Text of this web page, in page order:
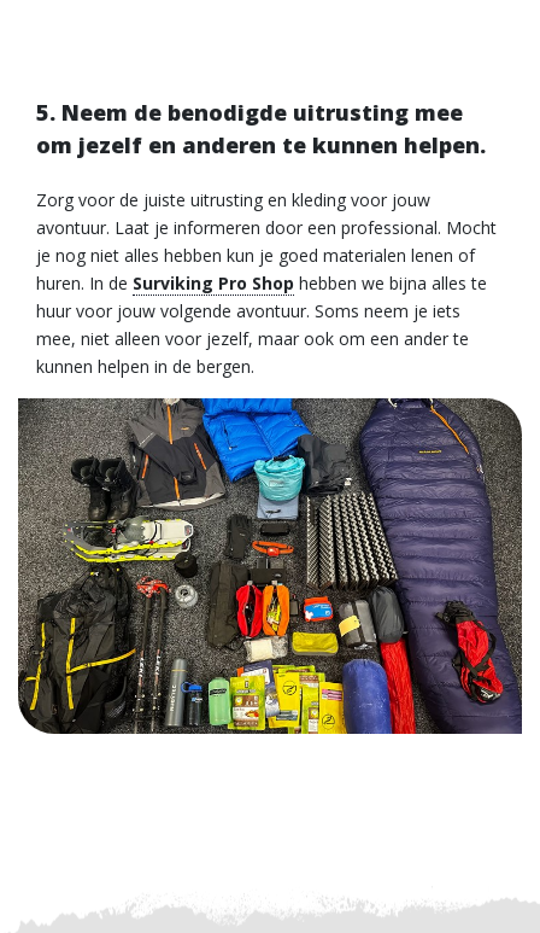
5. Neem de benodigde uitrusting mee
om jezelf en anderen te kunnen helpen.
Zorg voor de juiste uitrusting en kleding voor jouw
avontuur. Laat je informeren door een professional. Mocht
je nog niet alles hebben kun je goed materialen lenen of
huren. In de Surviking Pro Shop hebben we bijna alles te
huur voor jouw volgende avontuur. Soms neem je iets
mee, niet alleen voor jezelf, maar ook om een ander te
kunnen helpen in de bergen.